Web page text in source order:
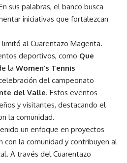
sus palabras, el banco busca
iniciativas que fortalezcan
al Cuarentazo Magenta.
deportivos, como Que
la Women’s Tennis
del campeonato
del Valle. Estos eventos
y visitantes, destacando el
la comunidad.
un enfoque en proyectos
con la comunidad y contribuyen al
A través del Cuarentazo